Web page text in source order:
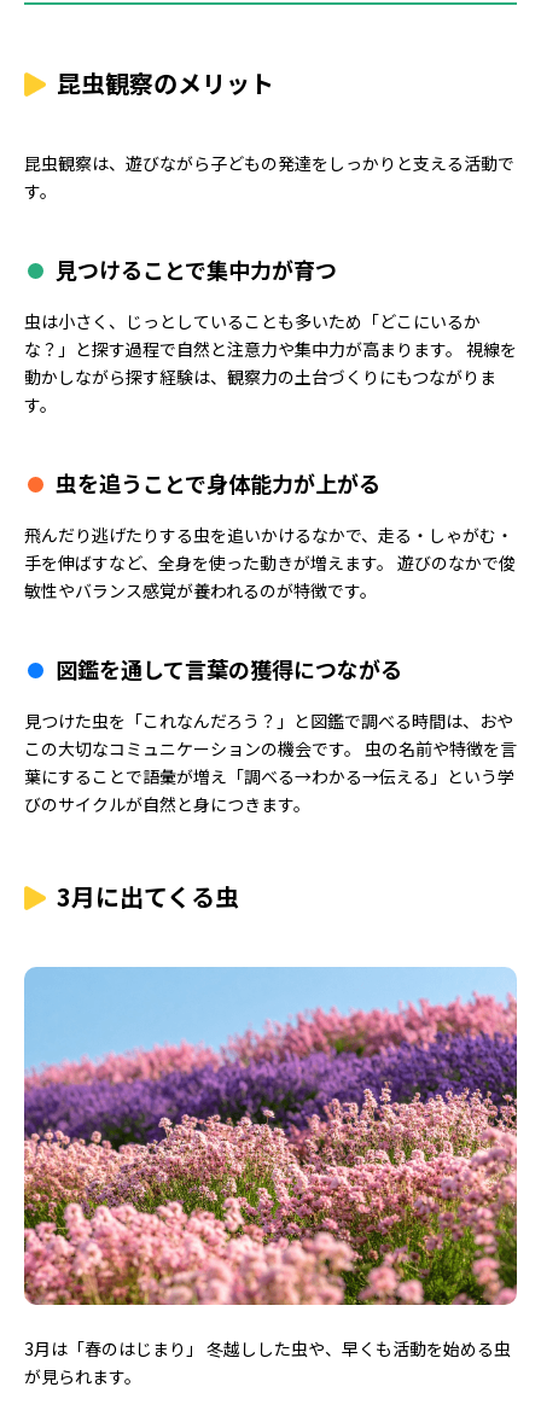
昆虫観察のメリット
昆虫観察は、遊びながら子どもの発達をしっかりと支える活動で
す。
見つけることで集中力が育つ
虫は小さく、じっとしていることも多いため「どこにいるか
な？」と探す過程で自然と注意力や集中力が高まります。 視線を
動かしながら探す経験は、観察力の土台づくりにもつながりま
す。
虫を追うことで身体能力が上がる
飛んだり逃げたりする虫を追いかけるなかで、走る・しゃがむ・
手を伸ばすなど、全身を使った動きが増えます。 遊びのなかで俊
敏性やバランス感覚が養われるのが特徴です。
図鑑を通して言葉の獲得につながる
見つけた虫を「これなんだろう？」と図鑑で調べる時間は、おや
この大切なコミュニケーションの機会です。 虫の名前や特徴を言
葉にすることで語彙が増え「調べる→わかる→伝える」という学
びのサイクルが自然と身につきます。
3月に出てくる虫
3月は「春のはじまり」 冬越しした虫や、早くも活動を始める虫
が見られます。